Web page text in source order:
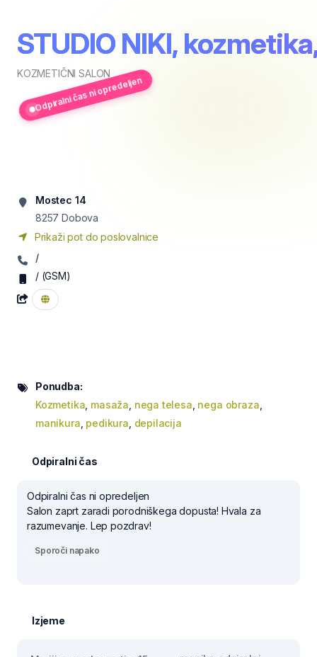
STUDIO NIKI,
KOZMETIČNI SALON
Odpiralni čas ni opredeljen
Mostec 14
8257 Dobova
Prikaži pot do poslovalnice
/
/(GSM)
Ponudba:
Kozmetika masaža nega telesa nega obraza
manikura pedikura depilacija
Odpiralni čas
Odpiralni čas ni opredeljen
Salon zaprt zaradi porodniškega dopusta! Hvala za
razumevanje. Lep pozdrav!
Sporoči napako
Izjeme